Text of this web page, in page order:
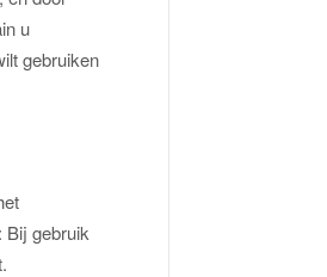
u
gebruiken
Bij gebruik